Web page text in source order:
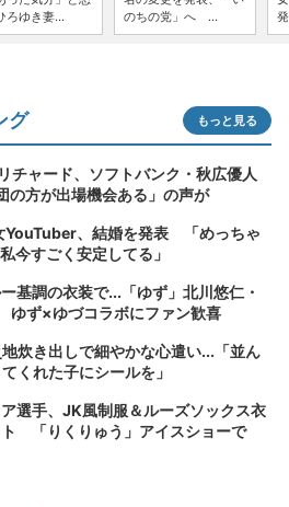
ろゆき妻...
のちの党」へ ...
グ もっと見る
チャード、ソフトバンク・秋広優人
の方が出場機会ある」の声が
YouTuber、結婚を発表 「めっちゃ
今すごく安定してる」
基調の衣装で...「ゆず」北川悠仁・
ず×ゆづコラボにファン歓喜
炊き出しで細やかな心遣い...「並ん
くれた子にシールを」
選手、JK風制服＆ルーズソックス衣
「りくりゅう」アイスショーで